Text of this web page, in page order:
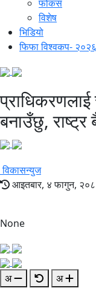
फोकस
विशेष
भिडियो
फिफा विश्वकप- २०२६
प्राधिकरणलाई
बनाउँछु, राष्ट्र
विकासन्युज
आइतबार, ४ फागुन,
None
अ अ